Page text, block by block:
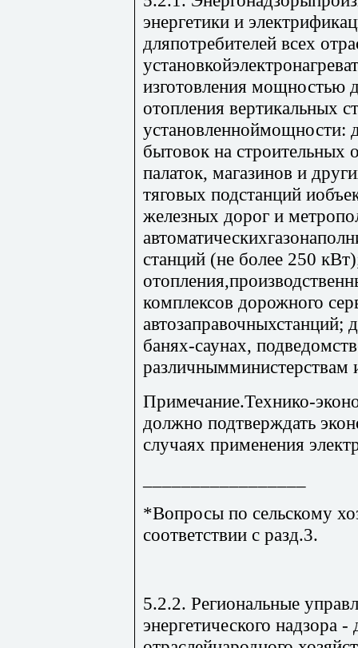
энергетики и
дляпотребителей всех
изготовления мощностью
отопления вертикальных
установленноймощности:
бытовок на строительных
палаток, магазинов и
тяговых подстанций
железных дорог и
станций (не более 250
комплексов дорожного
автозаправочныхстанций;
банях-саунах,
Примечание.Технико-
должно подтверждать
случаях применения
*Вопросы по сельскому
соответствии с разд.3.
5.2.2. Региональные
энергетического надзора